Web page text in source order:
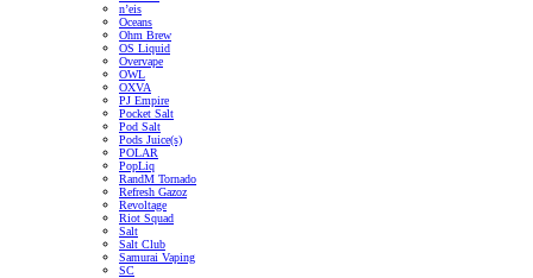
n’eis
Oceans
Ohm Brew
OS Liquid
Overvape
OWL
OXVA
PJ Empire
Pocket Salt
Pod Salt
Pods Juice(s)
POLAR
PopLiq
RandM Tornado
Refresh Gazoz
Revoltage
Riot Squad
Salt
Salt Club
Samurai Vaping
SC